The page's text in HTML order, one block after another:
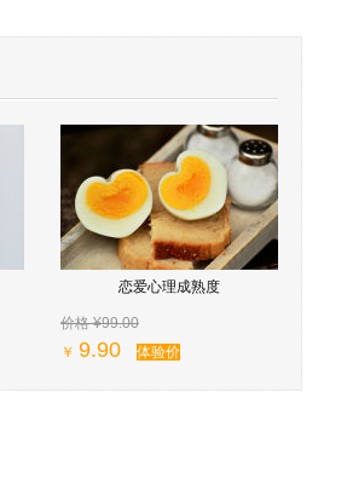
恋爱心理成熟度
价格 ¥99.00
￥ 9.90 体验价